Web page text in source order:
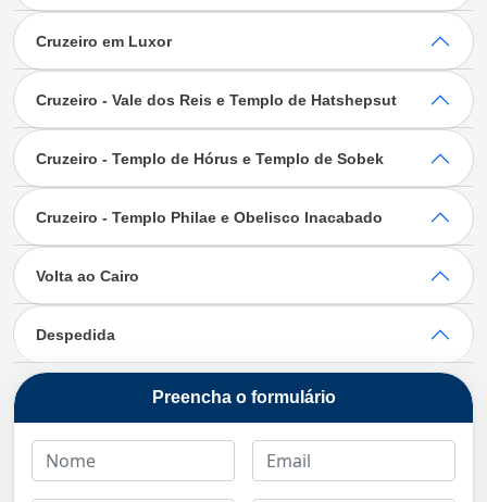
Cruzeiro em Luxor
Cruzeiro - Vale dos Reis e Templo de Hatshepsut
Cruzeiro - Templo de Hórus e Templo de Sobek
Cruzeiro - Templo Philae e Obelisco Inacabado
Volta ao Cairo
Despedida
Preencha o formulário